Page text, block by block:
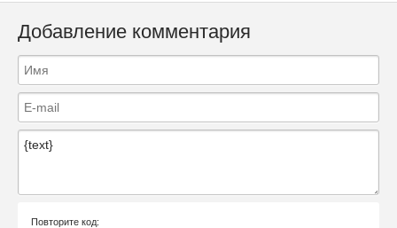
Добавление комментария
Повторите код: